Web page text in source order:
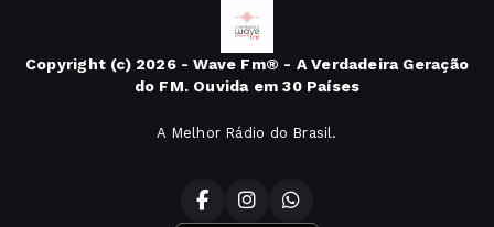
Copyright (c) 2026 - Wave Fm® - A Verdadeira Geração
do FM. Ouvida em 30 Países
A Melhor Rádio do Brasil.